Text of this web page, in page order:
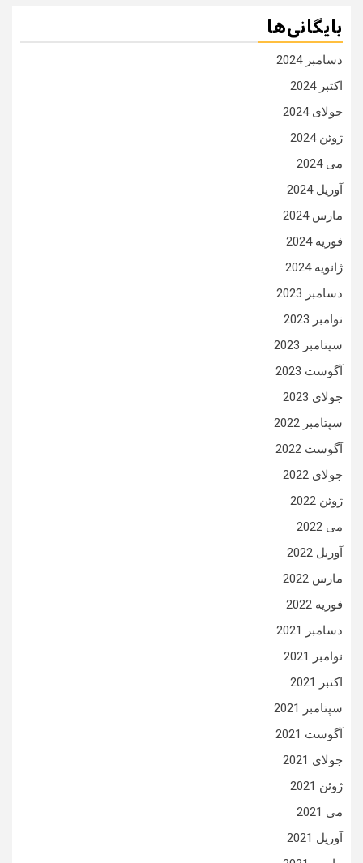
بایگانی‌ها
دسامبر 2024
اکتبر 2024
جولای 2024
ژوئن 2024
می 2024
آوریل 2024
مارس 2024
فوریه 2024
ژانویه 2024
دسامبر 2023
نوامبر 2023
سپتامبر 2023
آگوست 2023
جولای 2023
سپتامبر 2022
آگوست 2022
جولای 2022
ژوئن 2022
می 2022
آوریل 2022
مارس 2022
فوریه 2022
دسامبر 2021
نوامبر 2021
اکتبر 2021
سپتامبر 2021
آگوست 2021
جولای 2021
ژوئن 2021
می 2021
آوریل 2021